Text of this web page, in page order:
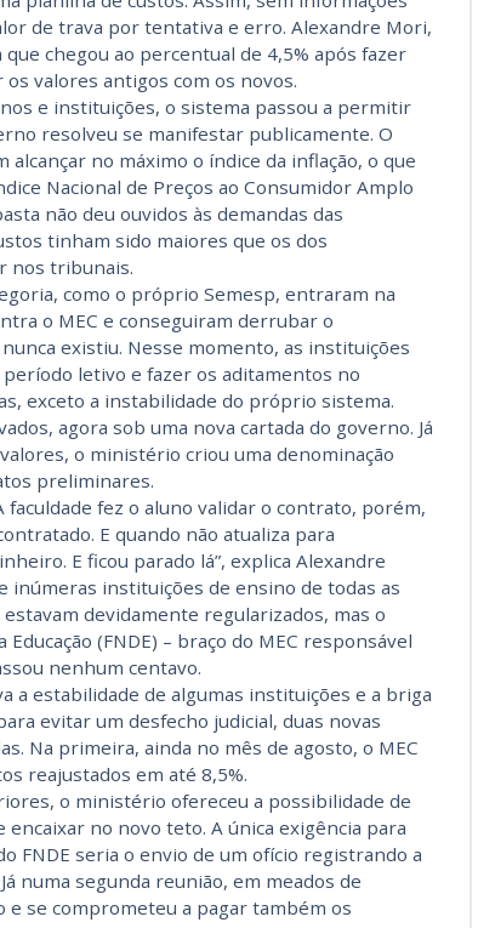
de trava por tentativa e erro. Alexandre Mori,
chegou ao percentual de 4,5% após fazer
valores antigos com os novos.
e instituições, o sistema passou a permitir
resolveu se manifestar publicamente. O
alcançar no máximo o índice da inflação, o que
Nacional de Preços ao Consumidor Amplo
não deu ouvidos às demandas das
tinham sido maiores que os dos
nos tribunais.
como o próprio Semesp, entraram na
o MEC e conseguiram derrubar o
existiu. Nesse momento, as instituições
letivo e fazer os aditamentos no
exceto a instabilidade do próprio sistema.
agora sob uma nova cartada do governo. Já
o ministério criou uma denominação
preliminares.
faculdade fez o aluno validar o contrato, porém,
E quando não atualiza para
E ficou parado lá”, explica Alexandre
inúmeras instituições de ensino de todas as
devidamente regularizados, mas o
(FNDE) – braço do MEC responsável
nenhum centavo.
a estabilidade de algumas instituições e a briga
evitar um desfecho judicial, duas novas
Na primeira, ainda no mês de agosto, o MEC
reajustados em até 8,5%.
o ministério ofereceu a possibilidade de
no novo teto. A única exigência para
FNDE seria o envio de um ofício registrando a
numa segunda reunião, em meados de
se comprometeu a pagar também os